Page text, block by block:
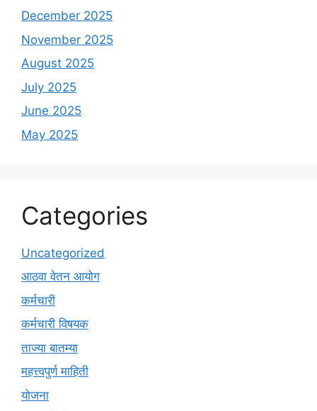
December 2025
November 2025
August 2025
July 2025
June 2025
May 2025
Categories
Uncategorized
आठवा वेतन आयोग
कर्मचारी
कर्मचारी विषयक
ताज्या बातम्या
महत्त्वपुर्ण माहिती
योजना